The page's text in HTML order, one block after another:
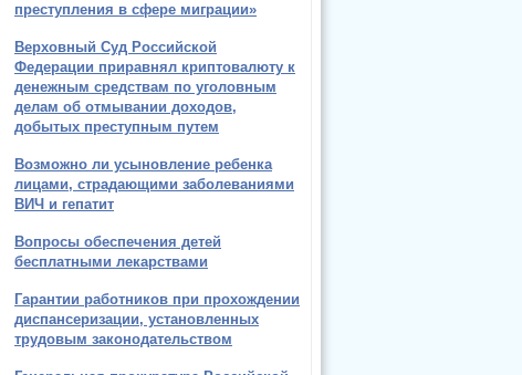
преступления в сфере миграции»
Верховный Суд Российской
Федерации приравнял криптовалюту к
денежным средствам по уголовным
делам об отмывании доходов,
добытых преступным путем
Возможно ли усыновление ребенка
лицами, страдающими заболеваниями
ВИЧ и гепатит
Вопросы обеспечения детей
бесплатными лекарствами
Гарантии работников при прохождении
диспансеризации, установленных
трудовым законодательством